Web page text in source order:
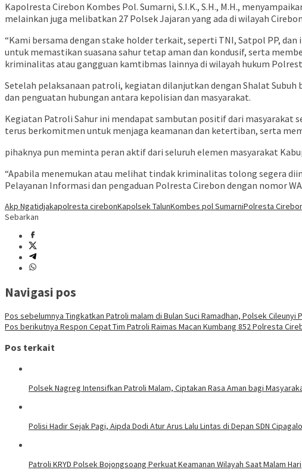
Kapolresta Cirebon Kombes Pol. Sumarni, S.I.K., S.H., M.H.,
melainkan juga melibatkan 27 Polsek Jajaran yang ada di wilayah
“Kami bersama dengan stake holder terkait, seperti TNI, Satpol PP,
untuk memastikan suasana sahur tetap aman dan kondusif, serta
kriminalitas atau gangguan kamtibmas lainnya di wilayah hukum
Setelah pelaksanaan patroli, kegiatan dilanjutkan dengan Shalat Subuh
dan penguatan hubungan antara kepolisian dan masyarakat.
Kegiatan Patroli Sahur ini mendapat sambutan positif dari masyarakat
terus berkomitmen untuk menjaga keamanan dan ketertiban, serta
pihaknya pun meminta peran aktif dari seluruh elemen masyarakat
“Apabila menemukan atau melihat tindak kriminalitas tolong segera
Pelayanan Informasi dan pengaduan Polresta Cirebon dengan nomor WA
Akp Ngatidjakapolresta cirebonKapolsek TalunKombes pol SumarniPolresta
Sebarkan
Navigasi pos
Pos sebelumnya Tingkatkan Patroli malam di Bulan Suci Ramadhan, Polsek Cileunyi
Pos berikutnya Respon Cepat Tim Patroli Raimas Macan Kumbang 852 Polresta
Pos terkait
Polsek Nagreg Intensifkan Patroli Malam, Ciptakan Rasa Aman bagi
Polisi Hadir Sejak Pagi, Aipda Dodi Atur Arus Lalu Lintas di Depan SDN Cipagalo
Patroli KRYD Polsek Bojongsoang Perkuat Keamanan Wilayah Saat Malam Hari